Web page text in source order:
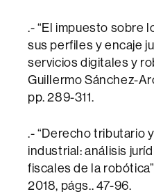
.- “El impuesto sobre
sus perfiles y encaje
servicios digitales y
Guillermo Sánchez-
pp. 289-311.
.- “Derecho tributario
industrial: análisis
fiscales de la
2018, págs.. 47-96.